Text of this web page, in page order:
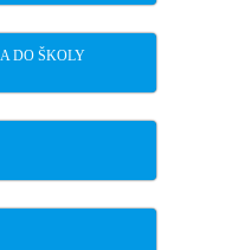
DO ŠKOLY